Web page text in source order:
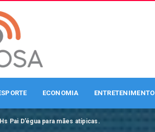
ECONOMIA ENTRETENIMENTO
Pai D’égua para mães atípicas.